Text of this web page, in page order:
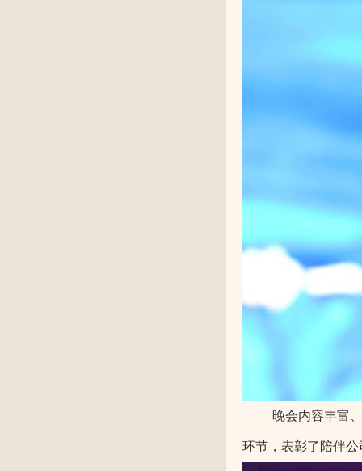
晚会内容丰富
环节，表彰了陪伴